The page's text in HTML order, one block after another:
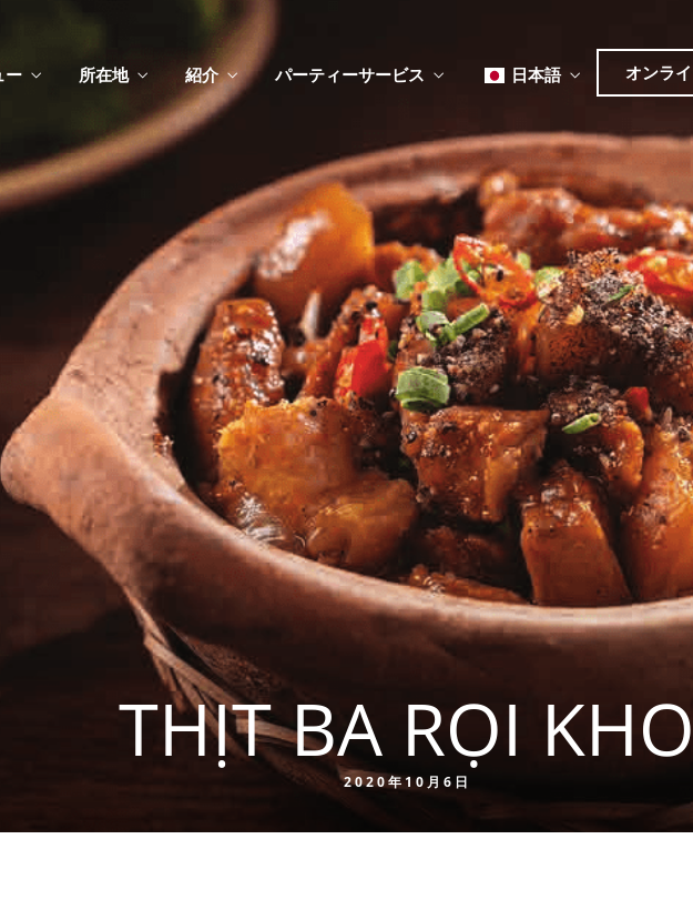
ー
ニュー
ムイベント
メ
飲
所在地 紹介 パーティーサービス 日本語
Tiếng Việt
한국어
简体中文
オンラ
ニュー
ムイベント
メ
飲
简体
THỊT BA RỌI
2020年10月6日